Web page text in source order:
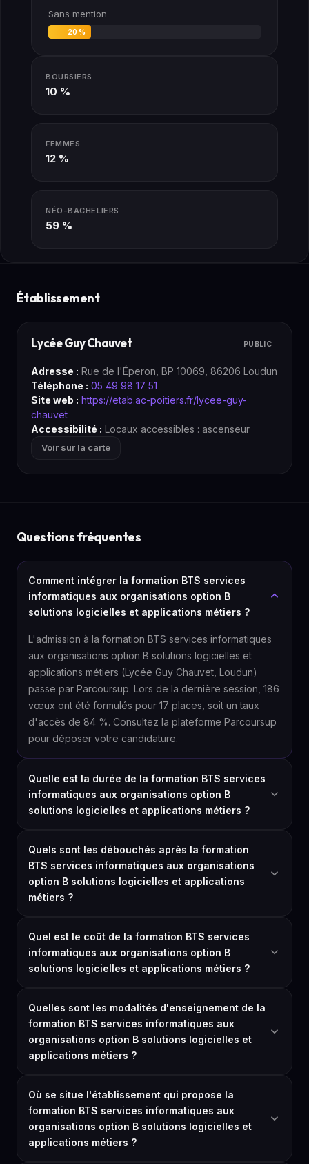
Sans mention
20 %
BOURSIERS
10 %
FEMMES
12 %
NÉO-BACHELIERS
59 %
Établissement
Lycée Guy Chauvet PUBLIC
Adresse : Rue de l'Éperon, BP 10069, 86206 Loudun
Téléphone : 05 49 98 17 51
Site web : https://etab.ac-poitiers.fr/lycee-guy-
chauvet
Accessibilité : Locaux accessibles : ascenseur
Voir sur la carte
Questions fréquentes
Comment intégrer la formation BTS services
informatiques aux organisations option B
solutions logicielles et applications métiers ?
L'admission à la formation BTS services informatiques
aux organisations option B solutions logicielles et
applications métiers (Lycée Guy Chauvet, Loudun)
passe par Parcoursup. Lors de la dernière session, 186
vœux ont été formulés pour 17 places, soit un taux
d'accès de 84 %. Consultez la plateforme Parcoursup
pour déposer votre candidature.
Quelle est la durée de la formation BTS services
informatiques aux organisations option B
solutions logicielles et applications métiers ?
Quels sont les débouchés après la formation
BTS services informatiques aux organisations
option B solutions logicielles et applications
métiers ?
Quel est le coût de la formation BTS services
informatiques aux organisations option B
solutions logicielles et applications métiers ?
Quelles sont les modalités d'enseignement de la
formation BTS services informatiques aux
organisations option B solutions logicielles et
applications métiers ?
Où se situe l'établissement qui propose la
formation BTS services informatiques aux
organisations option B solutions logicielles et
applications métiers ?